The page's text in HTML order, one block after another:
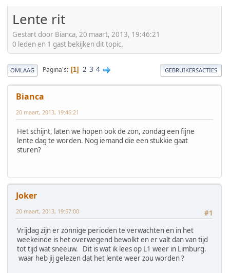
Lente rit
Gestart door Bianca, 20 maart, 2013, 19:46:21
0 leden en 1 gast bekijken dit topic.
OMLAAG Pagina's 1 2 3 4 GEBRUIKERSACTIES
Bianca
20 maart, 2013, 19:46:21
Het schijnt, laten we hopen ook de zon, zondag een fijne
lente dag te worden. Nog iemand die een stukkie gaat
sturen?
Joker
#1
20 maart, 2013, 19:57:00
Vrijdag zijn er zonnige perioden te verwachten en in het
weekeinde is het overwegend bewolkt en er valt dan van tijd
tot tijd wat sneeuw. Dit is wat ik lees op L1 weer in Limburg.
waar heb jij gelezen dat het lente weer zou worden ?